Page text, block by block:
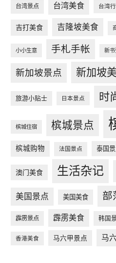
台湾景点 台湾美食 台湾
吉打美食 吉隆坡美食
小小生意 手札手帐 新
新加坡景点 新加坡
旅游小贴士 日本景点 时
槟城住宿 槟城景点
槟城购物 法国景点 泰国
澳门美食 生活杂记
美国景点 美国美食 部
霹雳景点 霹雳美食 韩国
香港美食 马六甲景点 马